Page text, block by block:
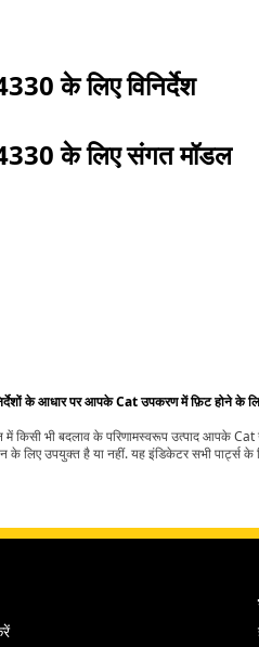
के लिए विनिर्देश
के लिए संगत मॉडल
के आधार पर आपके Cat उपकरण में फ़िट होने के
किसी भी बदलाव के परिणामस्वरूप उत्पाद आपके
लिए उपयुक्त है या नहीं. यह इंडिकेटर सभी पार्ट्स के